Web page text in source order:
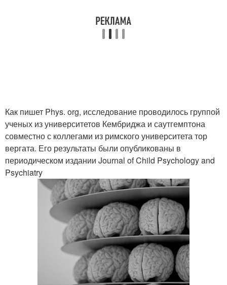
Как пишет Phys. org, исследование проводилось группой
ученых из университетов Кембриджа и саутгемптона
совместно с коллегами из римского университета тор
вергата. Его результаты были опубликованы в
периодическом издании Journal of Child Psychology and
Psychiatry